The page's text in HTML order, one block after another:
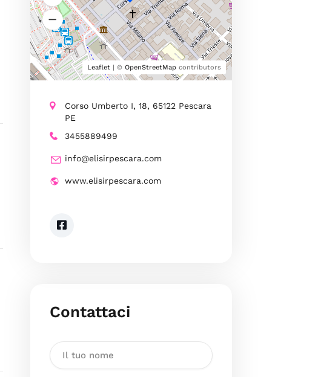
Leaflet| © OpenStreetMapcontributors
Corso Umberto I, 18, 65122 Pescara
PE
3455889499
info@elisirpescara.com
www.elisirpescara.com
Contattaci